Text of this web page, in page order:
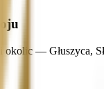
okolic — Głuszyca,